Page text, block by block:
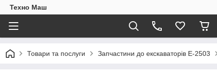
Техно Маш
Товари та послуги Запчастини до екскаваторів Е-2503